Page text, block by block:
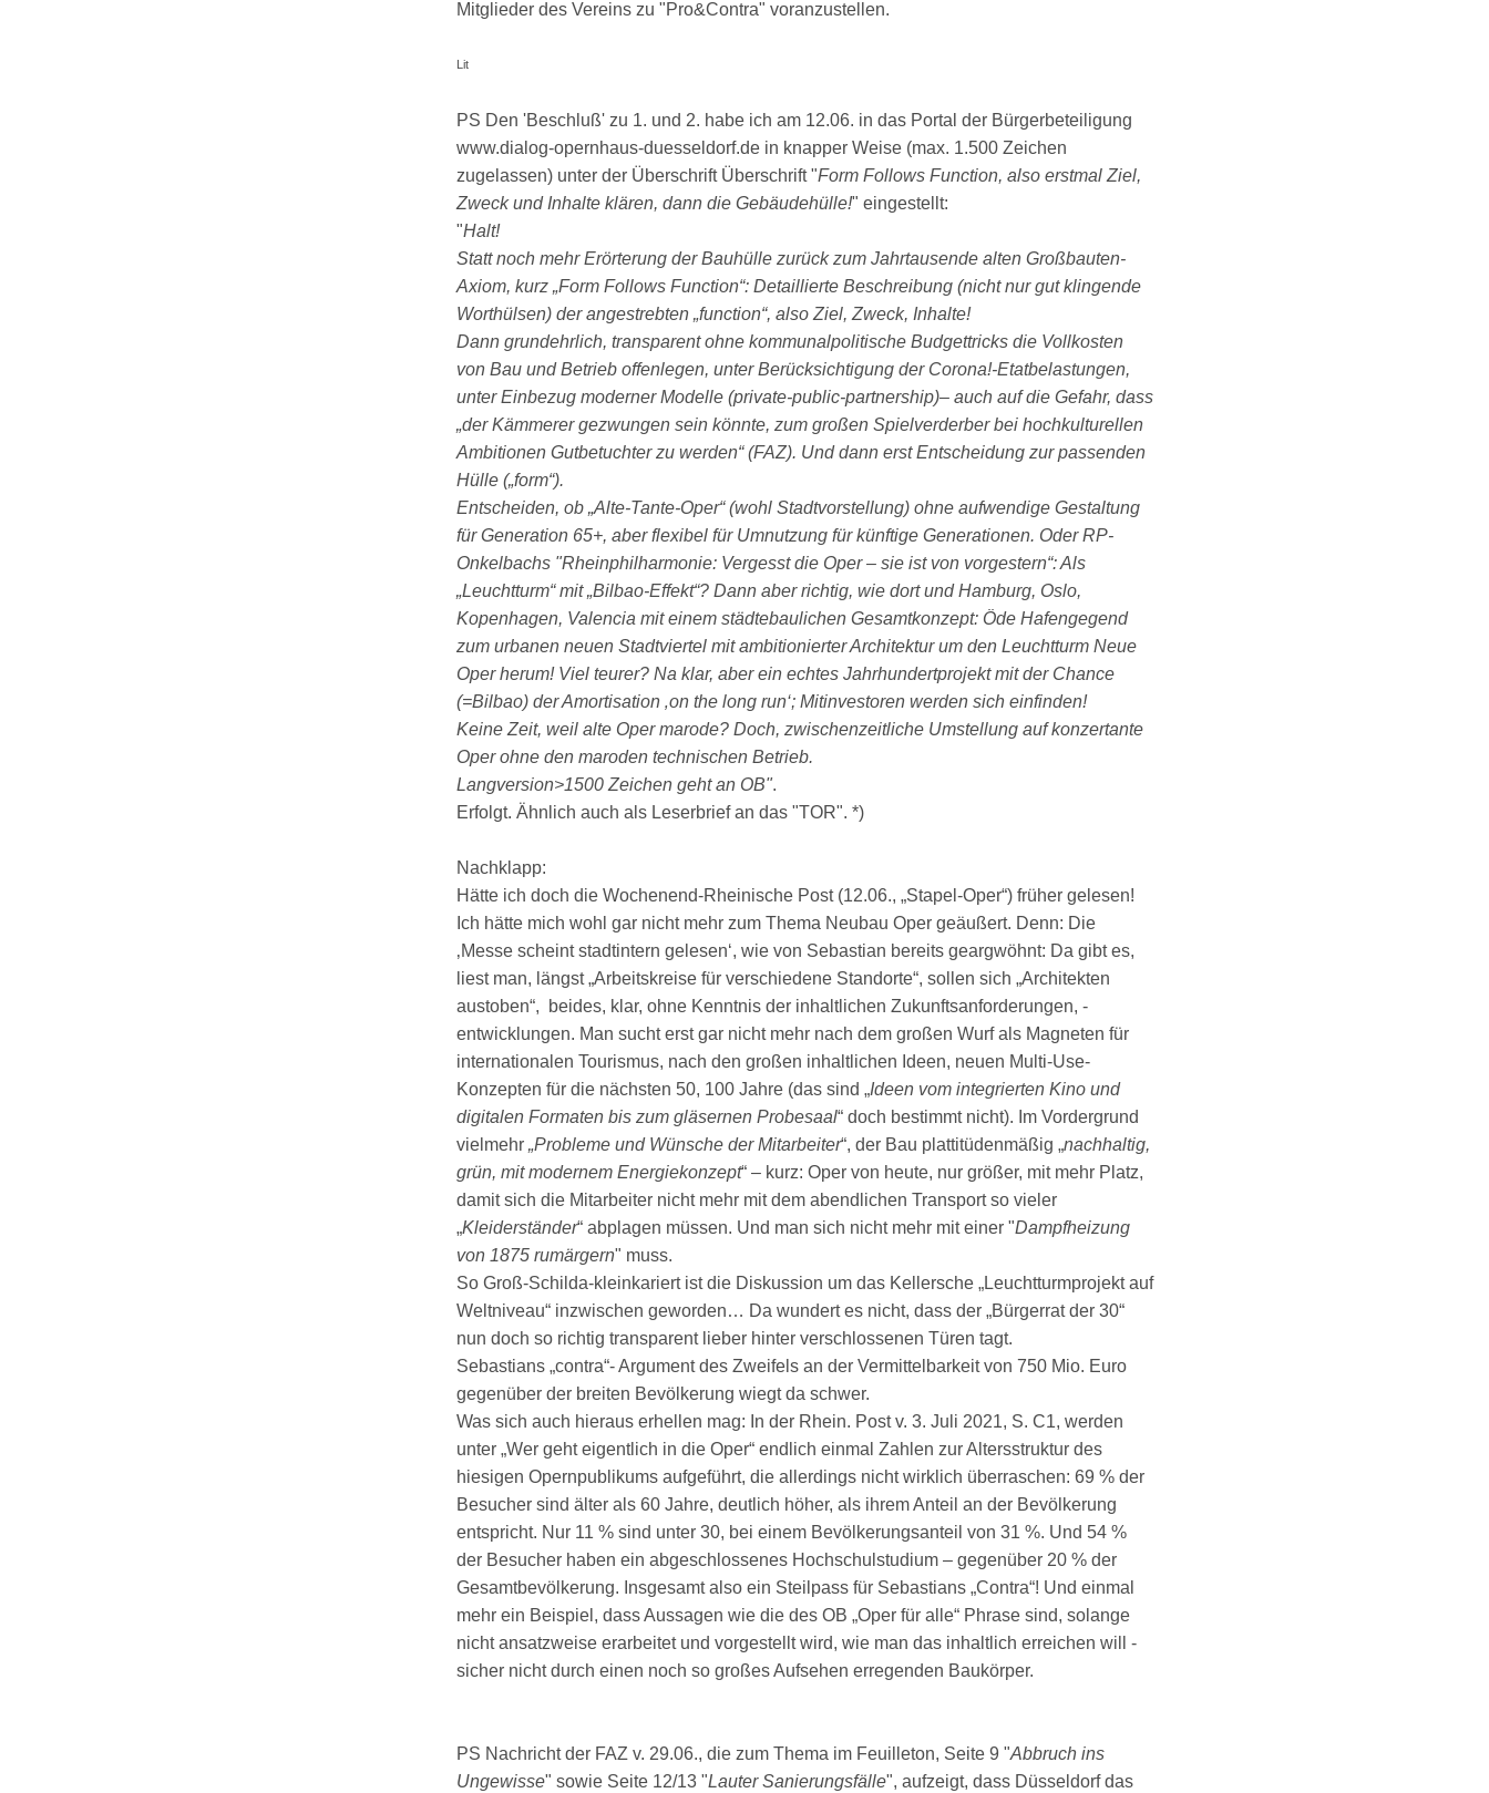
Mitglieder des Vereins zu "Pro&Contra" voranzustellen.
Lit
PS Den 'Beschluß' zu 1. und 2. habe ich am 12.06. in das Portal der Bürgerbeteiligung
www.dialog-opernhaus-duesseldorf.de in knapper Weise (max. 1.500 Zeichen
zugelassen) unter der Überschrift Überschrift "Form Follows Function, also erstmal Ziel,
Zweck und Inhalte klären, dann die Gebäudehülle!" eingestellt:
"Halt!
Statt noch mehr Erörterung der Bauhülle zurück zum Jahrtausende alten Großbauten-
Axiom, kurz „Form Follows Function“: Detaillierte Beschreibung (nicht nur gut klingende
Worthülsen) der angestrebten „function“, also Ziel, Zweck, Inhalte!
Dann grundehrlich, transparent ohne kommunalpolitische Budgettricks die Vollkosten
von Bau und Betrieb offenlegen, unter Berücksichtigung der Corona!-Etatbelastungen,
unter Einbezug moderner Modelle (private-public-partnership)– auch auf die Gefahr, dass
„der Kämmerer gezwungen sein könnte, zum großen Spielverderber bei hochkulturellen
Ambitionen Gutbetuchter zu werden“ (FAZ). Und dann erst Entscheidung zur passenden
Hülle („form“).
Entscheiden, ob „Alte-Tante-Oper“ (wohl Stadtvorstellung) ohne aufwendige Gestaltung
für Generation 65+, aber flexibel für Umnutzung für künftige Generationen. Oder RP-
Onkelbachs "Rheinphilharmonie: Vergesst die Oper – sie ist von vorgestern“: Als
„Leuchtturm“ mit „Bilbao-Effekt“? Dann aber richtig, wie dort und Hamburg, Oslo,
Kopenhagen, Valencia mit einem städtebaulichen Gesamtkonzept: Öde Hafengegend
zum urbanen neuen Stadtviertel mit ambitionierter Architektur um den Leuchtturm Neue
Oper herum! Viel teurer? Na klar, aber ein echtes Jahrhundertprojekt mit der Chance
(=Bilbao) der Amortisation ‚on the long run‘; Mitinvestoren werden sich einfinden!
Keine Zeit, weil alte Oper marode? Doch, zwischenzeitliche Umstellung auf konzertante
Oper ohne den maroden technischen Betrieb.
Langversion>1500 Zeichen geht an OB".
Erfolgt. Ähnlich auch als Leserbrief an das "TOR". *)
Nachklapp:
Hätte ich doch die Wochenend-Rheinische Post (12.06., „Stapel-Oper“) früher gelesen!
Ich hätte mich wohl gar nicht mehr zum Thema Neubau Oper geäußert. Denn: Die
‚Messe scheint stadtintern gelesen‘, wie von Sebastian bereits geargwöhnt: Da gibt es,
liest man, längst „Arbeitskreise für verschiedene Standorte“, sollen sich „Architekten
austoben“, beides, klar, ohne Kenntnis der inhaltlichen Zukunftsanforderungen, -
entwicklungen. Man sucht erst gar nicht mehr nach dem großen Wurf als Magneten für
internationalen Tourismus, nach den großen inhaltlichen Ideen, neuen Multi-Use-
Konzepten für die nächsten 50, 100 Jahre (das sind „Ideen vom integrierten Kino und
digitalen Formaten bis zum gläsernen Probesaal“ doch bestimmt nicht). Im Vordergrund
vielmehr „Probleme und Wünsche der Mitarbeiter“, der Bau plattitüdenmäßig „nachhaltig,
grün, mit modernem Energiekonzept“ – kurz: Oper von heute, nur größer, mit mehr Platz,
damit sich die Mitarbeiter nicht mehr mit dem abendlichen Transport so vieler
„Kleiderständer“ abplagen müssen. Und man sich nicht mehr mit einer "Dampfheizung
von 1875 rumärgern" muss.
So Groß-Schilda-kleinkariert ist die Diskussion um das Kellersche „Leuchtturmprojekt auf
Weltniveau“ inzwischen geworden… Da wundert es nicht, dass der „Bürgerrat der 30“
nun doch so richtig transparent lieber hinter verschlossenen Türen tagt.
Sebastians „contra“- Argument des Zweifels an der Vermittelbarkeit von 750 Mio. Euro
gegenüber der breiten Bevölkerung wiegt da schwer.
Was sich auch hieraus erhellen mag: In der Rhein. Post v. 3. Juli 2021, S. C1, werden
unter „Wer geht eigentlich in die Oper“ endlich einmal Zahlen zur Altersstruktur des
hiesigen Opernpublikums aufgeführt, die allerdings nicht wirklich überraschen: 69 % der
Besucher sind älter als 60 Jahre, deutlich höher, als ihrem Anteil an der Bevölkerung
entspricht. Nur 11 % sind unter 30, bei einem Bevölkerungsanteil von 31 %. Und 54 %
der Besucher haben ein abgeschlossenes Hochschulstudium – gegenüber 20 % der
Gesamtbevölkerung. Insgesamt also ein Steilpass für Sebastians „Contra“! Und einmal
mehr ein Beispiel, dass Aussagen wie die des OB „Oper für alle“ Phrase sind, solange
nicht ansatzweise erarbeitet und vorgestellt wird, wie man das inhaltlich erreichen will -
sicher nicht durch einen noch so großes Aufsehen erregenden Baukörper.
PS Nachricht der FAZ v. 29.06., die zum Thema im Feuilleton, Seite 9 "Abbruch ins
Ungewisse" sowie Seite 12/13 "Lauter Sanierungsfälle", aufzeigt, dass Düsseldorf das